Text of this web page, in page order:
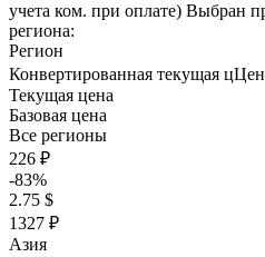
учета ком. при оплате) Выбран
региона:
Регион
Конвертированная текущая цЦ
Текущая цена
Базовая цена
Все регионы
226 ₽
-83%
2.75 $
1327 ₽
Азия